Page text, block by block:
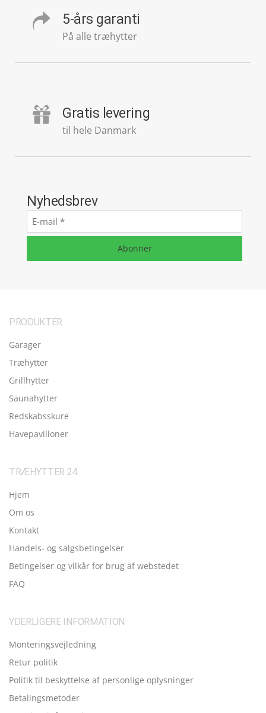
5-års garanti
På alle træhytter
Gratis levering
til hele Danmark
Nyhedsbrev
E-
mail*
Abonner
PRODUKTER
Garager
Træhytter
Grillhytter
Saunahytter
Redskabsskure
Havepavilloner
TRÆHYTTER 24
Hjem
Om os
Kontakt
Handels- og salgsbetingelser
Betingelser og vilkår for brug af webstedet
FAQ
YDERLIGERE INFORMATION
Monteringsvejledning
Retur politik
Politik til beskyttelse af personlige oplysninger
Betalingsmetoder